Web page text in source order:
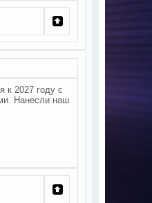
к 2027 году с
Нанесли наш